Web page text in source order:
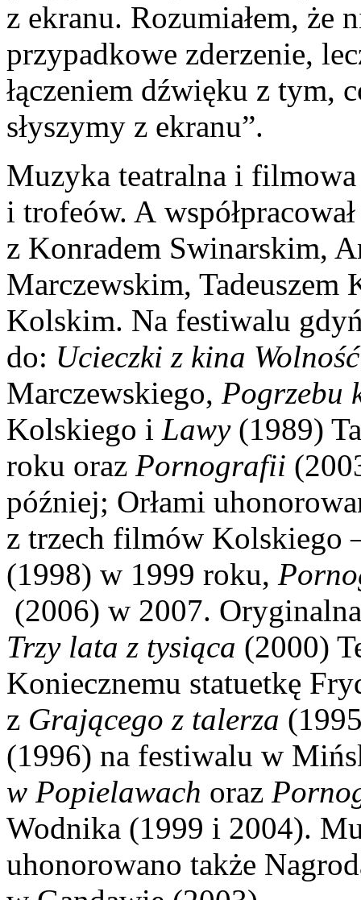
z ekranu. Rozumiałem, że
przypadkowe zderzenie,
łączeniem dźwięku z tym,
słyszymy z ekranu”.
Muzyka teatralna i
i trofeów. A
z Konradem Swinarskim,
Marczewskim, Tadeuszem
Kolskim. Na festiwalu
do: Ucieczki z kina
Marczewskiego, Pogrzebu
Kolskiego i Lawy(1989)
roku oraz Pornografii
później; Orłami
z trzech filmów Kolskiego
(1998) w 1999 roku,
(2006) w 2007.
Trzy lata z tysiąca (2000)
Koniecznemu statuetkę
z Grającego z talerza
(1996) na festiwalu w
w Popielawach oraz
Wodnika (1999 i 2004).
uhonorowano także